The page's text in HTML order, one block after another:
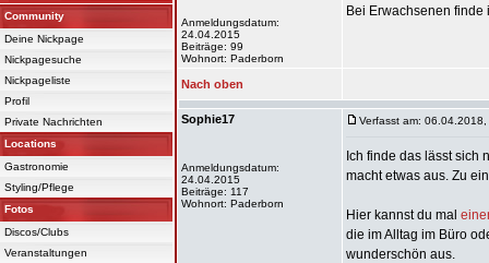
Community
Deine Nickpage
Nickpagesuche
Nickpageliste
Profil
Private Nachrichten
Locations
Gastronomie
Styling/Pflege
Fotos
Discos/Clubs
Veranstaltungen
Anmeldungsdatum:
24.04.2015
Beiträge: 99
Wohnort: Paderborn
Bei Erwachsenen
Nach oben
Sophie17
Anmeldungsdatum:
24.04.2015
Beiträge: 117
Wohnort: Paderborn
Verfasst am:
Ich finde das lässt sich
macht etwas aus. Zu
Hier kannst du mal
die im Alltag im Büro
wunderschön aus.